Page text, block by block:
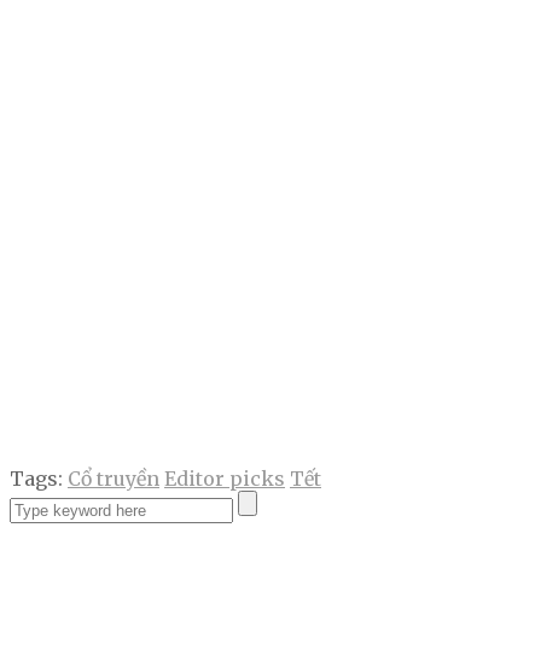
Tags: Cổ truyền Editor picks Tết